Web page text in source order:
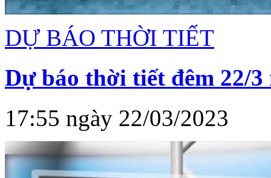
DỰ BÁO THỜI TIẾT
Dự báo thời tiết đêm 22/3
17:55 ngày 22/03/2023